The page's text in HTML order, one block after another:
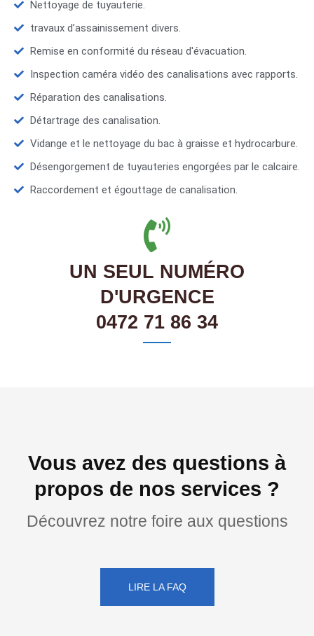
Nettoyage de tuyauterie.
travaux d’assainissement divers.
Remise en conformité du réseau d'évacuation.
Inspection caméra vidéo des canalisations avec rapports.
Réparation des canalisations.
Détartrage des canalisation.
Vidange et le nettoyage du bac à graisse et hydrocarbure.
Désengorgement de tuyauteries engorgées par le calcaire.
Raccordement et égouttage de canalisation.
UN SEUL NUMÉRO
D'URGENCE
0472 71 86 34
Vous avez des questions à
propos de nos services ?
Découvrez notre foire aux questions
LIRE LA FAQ